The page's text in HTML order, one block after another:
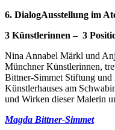
6. DialogAusstellung im
3 Künstlerinnen – 3
Nina Annabel Märkl und
Münchner Künstlerinnen,
Bittner-Simmet Stiftung und
Künstlerhauses am
und Wirken dieser Malerin
Magda Bittner-Simmet